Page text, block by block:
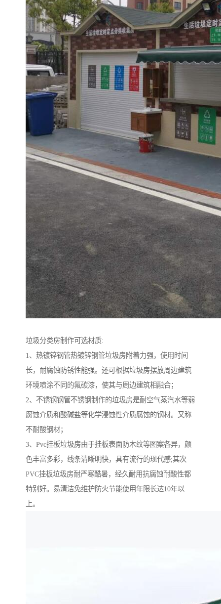
垃圾分类房制作可选材质:
1、热镀锌钢管热镀锌钢管垃圾房附着力强，使用时间
长，耐腐蚀防锈性能强。还可根据垃圾房摆放周边建筑
环境喷涂不同的氟碳漆，使其与周边建筑相融合；
2、不锈钢钢管不锈钢制作的垃圾房是耐空气蒸汽水等弱
腐蚀介质和酸碱盐等化学浸蚀性介质腐蚀的钢材。又称
不耐酸钢材；
3、Pvc挂板垃圾房由于挂板表面防木纹等图案各异，颜
色丰富多彩，线条清晰明快，具有流行的现代感;其次
PVC挂板垃圾房耐严寒酷暑，经久耐用抗腐蚀耐酸性都
特别好。易清洁免维护防火节能使用年限长达10年以
上。